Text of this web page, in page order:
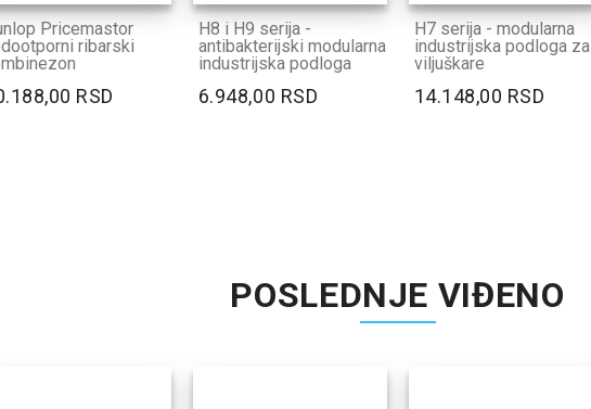
Pricemastor
ribarski
RSD
H8 i H9 serija -
antibakterijski modularna
industrijska podloga
6.948,00 RSD
H7 serija - modularna
industrijska podloga za
viljuškare
14.148,00 RSD
POSLEDNJE VIĐENO